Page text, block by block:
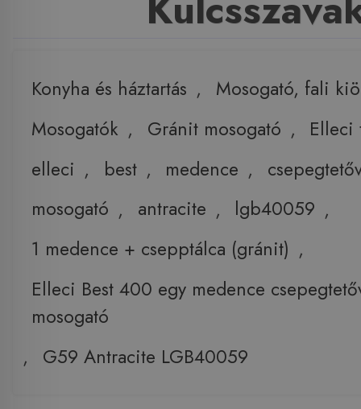
Konyha és háztartás ,
Mosogató, fali
Mosogatók , Gránit mosogató ,
Elleci
elleci , best , medence ,
mosogató , antracite , lgb40059 ,
1 medence + csepptálca (gránit) ,
Elleci Best 400 egy medence
mosogató
,
G59 Antracite LGB40059